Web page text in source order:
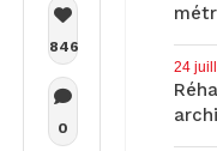
846
0
24